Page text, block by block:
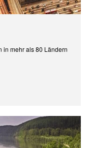
in mehr als 80 Ländern